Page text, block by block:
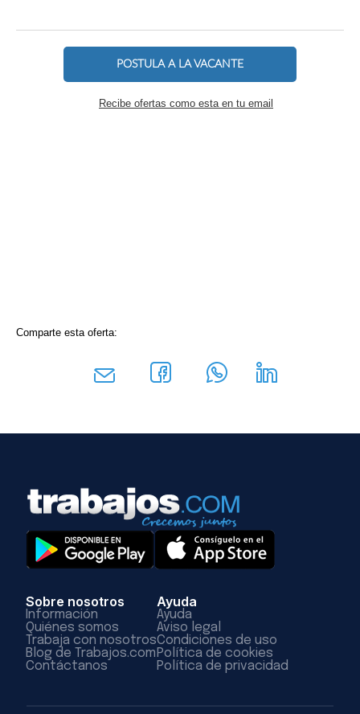
POSTULA A LA VACANTE
Recibe ofertas como esta en tu email
Comparte esta oferta:
Sobre nosotros
Información
Quiénes somos
Trabaja con nosotros
Blog de Trabajos.com
Contáctanos
Ayuda
Ayuda
Aviso legal
Condiciones de uso
Política de cookies
Política de privacidad